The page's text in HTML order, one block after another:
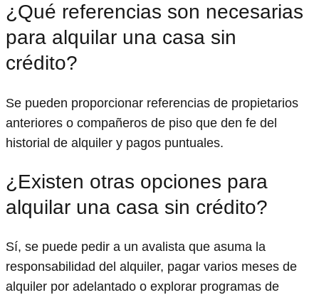
¿Qué referencias son necesarias
para alquilar una casa sin
crédito?
Se pueden proporcionar referencias de propietarios
anteriores o compañeros de piso que den fe del
historial de alquiler y pagos puntuales.
¿Existen otras opciones para
alquilar una casa sin crédito?
Sí, se puede pedir a un avalista que asuma la
responsabilidad del alquiler, pagar varios meses de
alquiler por adelantado o explorar programas de